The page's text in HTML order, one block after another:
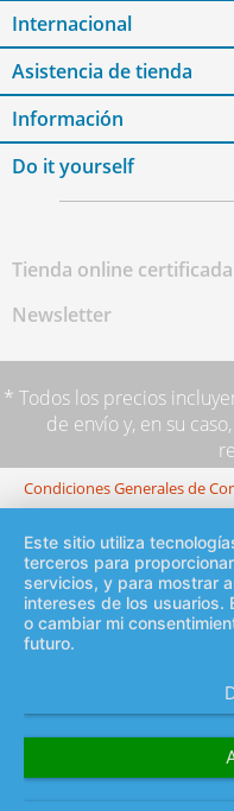
Internacional
Asistencia de tienda
Información
Do it yourself
Tienda online certificada
Newsletter
* Todos los precios
de envíoy, en su
Condiciones Generales de
Este sitio utiliza
terceros para
servicios, y para mostrar
intereses de los usuarios.
o cambiar mi
futuro.